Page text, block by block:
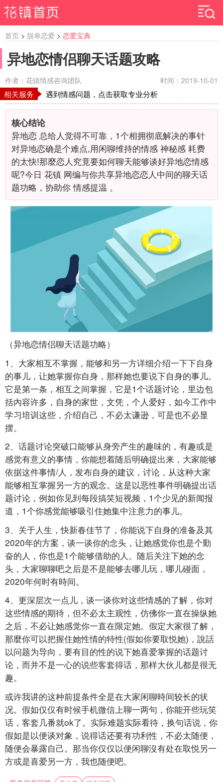
首页 > 脱单恋爱 > 恋爱宝典
异地恋情侣聊天话题攻略
作者：花镇情感咨询团队 时间：2019-10-01
相关服务 遇到情感问题，点击获取专业分析
核心结论
异地恋 总给人觉得不可靠，1个相拥彻底解决的事针
对异地恋确是个难点,用闲聊维持的情感 神秘感 耗费
的太快!那麼恋人究竟要如何聊天能够谈好异地恋情感
呢?今日 花镇 网编与你共享异地恋恋人中间的聊天话
题功略，协助你情感提温 。
（异地恋情侣聊天话题功略）
1、大家相互不掌握，能够和另一方详细介绍一下下自身
的事儿，让她掌握你自身，那样她也要说下自身的事儿。
它是第一条，相互之间掌握，它是1个话题讨论，里边包
括內容许多，自身的家世，文凭，个人爱好，如今工作中
学习培训这些，介绍自己，不必太谦逊，可是也不必显
摆。
2、话题讨论突破口能够从身旁产生的趣味的，有趣或是
感觉有意义的事情，你能想着随后明确提出来，大家能够
依据这件事情/人，发布自身的建议，讨论，从这种大家
能够相互掌握另一方的观念。这是以恶性事件明确提出话
题讨论，例如你见到每段搞笑短视频，1个少见的新闻报
道，1个你感觉能够吸引住她集中注意力的事儿。
3、关于人生，快新春佳节了，你能说下自身的准备及其
2020年的方案，谈一谈你的念头，让她感觉你也是个勤
奋的人，你也是1个能够借助的人。随后关注下她的念
头，大家聊聊吧之后是不是能够去哪儿玩，哪儿碰面，
2020年何时有時间。
4、更深层次一点儿，谈一谈你对这些情感的了解，你对
这些情感的期待，但不必太主观性，仿佛你一直在操纵她
之后，不必让她感觉你一直在限定她。假定大家很了解，
那麼你可以把握住她性情的特性(假如你要取悦她)，說話
以问题为导向，要有目的性的说下她喜爱掌握的话题讨
论，而并不是一心的说些客套得话，那样大伙儿都是很无
趣。
或许我讲的这种前提条件全是在大家闲聊時间较长的状
况。假如仅仅有时候手机微信上聊一两句，你能开些玩笑
话，客套几番就ok了。实际难题实际看待，换句话说，你
假如是以便谈对象，说得话还要有功利性，不必太随便，
随便会暴露自己。那当你仅仅以便闲聊沒有处在取悦另一
方或是喜爱另一方，我也随便吧。